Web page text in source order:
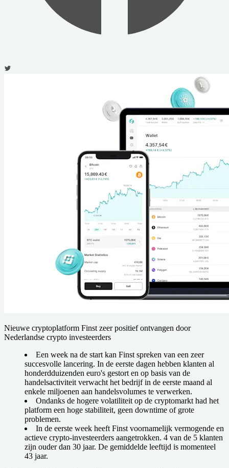
Nieuwe cryptoplatform Finst zeer positief ontvangen door
Nederlandse crypto investeerders
Een week na de start kan Finst spreken van een zeer
succesvolle lancering. In de eerste dagen hebben klanten al
honderdduizenden euro's gestort en op basis van de
handelsactiviteit verwacht het bedrijf in de eerste maand al
enkele miljoenen aan handelsvolumes te verwerken.
Ondanks de hogere volatiliteit op de cryptomarkt had het
platform een hoge stabiliteit, geen downtime of grote
problemen.
In de eerste week heeft Finst voornamelijk vermogende en
actieve crypto-investeerders aangetrokken. 4 van de 5 klanten
zijn ouder dan 30 jaar. De gemiddelde leeftijd is momenteel
43 jaar.